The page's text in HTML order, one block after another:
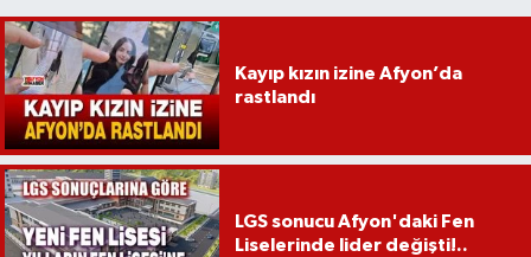
Kayıp kızın izine Afyon’da
rastlandı
LGS sonucu Afyon'daki Fen
Liselerinde lider değişti!..